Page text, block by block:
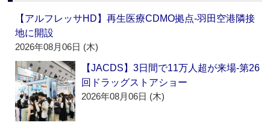
【アルフレッサHD】再生医療CDMO拠点‐羽田空港隣接
地に開設
2026年08月06日 (木)
【JACDS】3日間で11万人超が来場‐第26
回ドラッグストアショー
2026年08月06日 (木)